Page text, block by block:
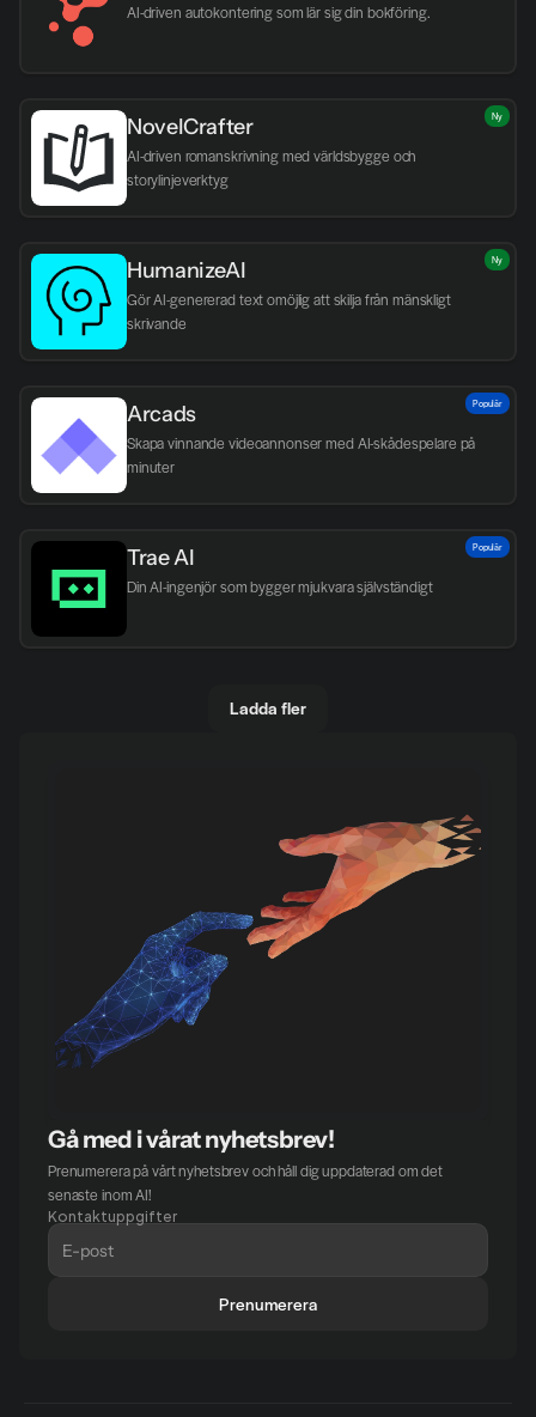
AI-driven autokontering som lär sig din bokföring.
NovelCrafter
AI-driven romanskrivning med världsbygge och
storylinjeverktyg
Ny
HumanizeAI
Gör AI-genererad text omöjlig att skilja från mänskligt
skrivande
Ny
Arcads
Skapa vinnande videoannonser med AI-skådespelare på
minuter
Populär
Trae AI
Din AI-ingenjör som bygger mjukvara självständigt
Populär
Ladda fler
Gå med i vårat nyhetsbrev!
Prenumerera på vårt nyhetsbrev och håll dig uppdaterad om det
senaste inom AI!
Kontaktuppgifter
Prenumerera